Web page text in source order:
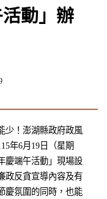
動」辦
少！澎湖縣政府政風
年6月19日（星期
慶端午活動」現場設
政反貪宣導內容及有
慶氛圍的同時，也能